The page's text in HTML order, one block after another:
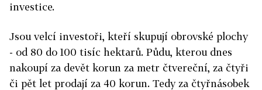
investice.
Jsou velcí investoři, kteří skupují obrovské plochy
- od 80 do 100 tisíc hektarů. Půdu, kterou dnes
nakoupí za devět korun za metr čtvereční, za čtyři
či pět let prodají za 40 korun. Tedy za čtyřnásobek